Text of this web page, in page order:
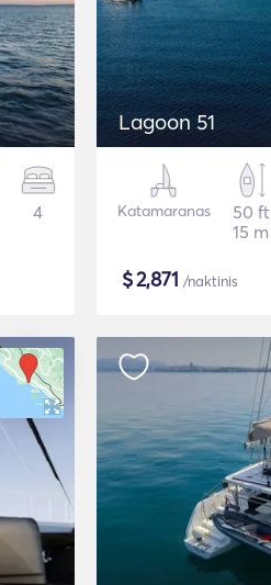
4
Lagoon 51
Katamaranas
50 ft
15 m
$2,871 /naktinis